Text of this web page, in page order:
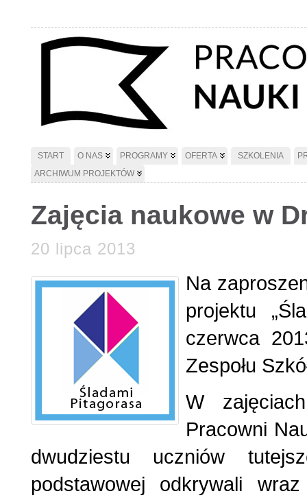
START O NAS PROGRAMY OFERTA SZKOLENIA
ARCHIWUM PROJEKTÓW
Zajęcia naukowe w
20 lipca 2013
Na
projektu
czerwca
Zespołu
W
Pracowni
dwudziestu uczniów
podstawowej odkrywali